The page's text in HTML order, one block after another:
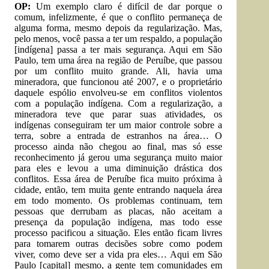
OP: Um exemplo claro é difícil de dar porque o
comum, infelizmente, é que o conflito permaneça de
alguma forma, mesmo depois da regularização. Mas,
pelo menos, você passa a ter um respaldo, a população
[indígena] passa a ter mais segurança. Aqui em São
Paulo, tem uma área na região de Peruíbe, que passou
por um conflito muito grande. Ali, havia uma
mineradora, que funcionou até 2007, e o proprietário
daquele espólio envolveu-se em conflitos violentos
com a população indígena. Com a regularização, a
mineradora teve que parar suas atividades, os
indígenas conseguiram ter um maior controle sobre a
terra, sobre a entrada de estranhos na área… O
processo ainda não chegou ao final, mas só esse
reconhecimento já gerou uma segurança muito maior
para eles e levou a uma diminuição drástica dos
conflitos. Essa área de Peruíbe fica muito próxima à
cidade, então, tem muita gente entrando naquela área
em todo momento. Os problemas continuam, tem
pessoas que derrubam as placas, não aceitam a
presença da população indígena, mas todo esse
processo pacificou a situação. Eles então ficam livres
para tomarem outras decisões sobre como podem
viver, como deve ser a vida pra eles… Aqui em São
Paulo [capital] mesmo, a gente tem comunidades em